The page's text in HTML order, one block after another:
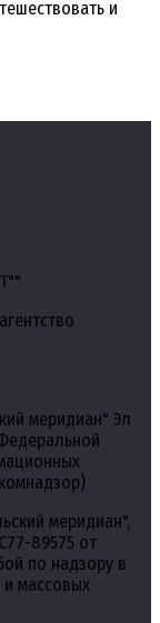
и
меридиан" Эл
меридиан",
89575 от
по надзору в
массовых